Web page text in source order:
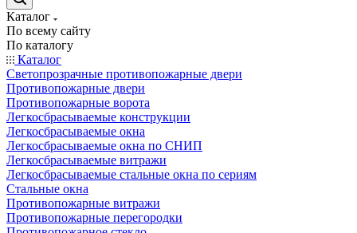
Каталог
По всему сайту
По каталогу
Каталог
Светопрозрачные противопожарные двери
Противопожарные двери
Противопожарные ворота
Легкосбрасываемые конструкции
Легкосбрасываемые окна
Легкосбрасываемые окна по СНИП
Легкосбрасываемые витражи
Легкосбрасываемые стальные окна по сериям
Стальные окна
Противопожарные витражи
Противопожарные перегородки